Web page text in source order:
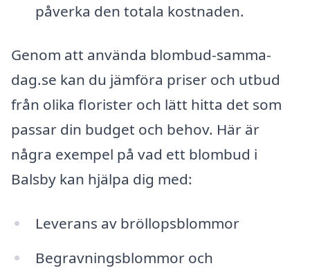
påverka den totala kostnaden.
Genom att använda blombud-samma-
dag.se kan du jämföra priser och utbud
från olika florister och lätt hitta det som
passar din budget och behov. Här är
några exempel på vad ett blombud i
Balsby kan hjälpa dig med:
Leverans av bröllopsblommor
Begravningsblommor och